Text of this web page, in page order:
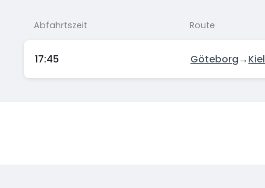
Abfahrtszeit Route
17:45 Göteborg→Kiel